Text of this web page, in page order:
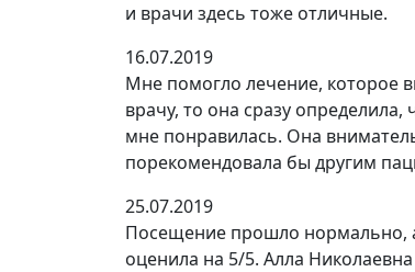
и врачи здесь тоже отличные.
16.07.2019
Мне помогло лечение, которое
врачу, то она сразу
мне понравилась. Она
порекомендовала бы другим
25.07.2019
Посещение прошло нормально,
оценила на 5/5. Алла